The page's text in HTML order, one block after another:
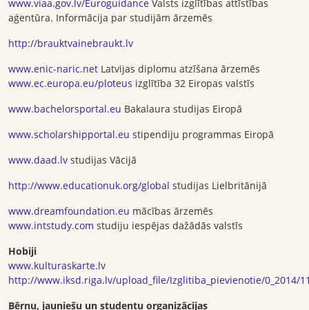
www.viaa.gov.lv/Euroguidance Valsts izglītības attīstības
aģentūra. Informācija par studijām ārzemēs
http://brauktvainebraukt.lv
www.enic-naric.net Latvijas diplomu atzīšana ārzemēs
www.ec.europa.eu/ploteus izglītība 32 Eiropas valstīs
www.bachelorsportal.eu Bakalaura studijas Eiropā
www.scholarshipportal.eu stipendiju programmas Eiropā
www.daad.lv studijas Vācijā
http://www.educationuk.org/global studijas Lielbritānijā
www.dreamfoundation.eu mācības ārzemēs
www.intstudy.com studiju iespējas dažādās valstīs
Hobiji
www.kulturaskarte.lv
http://www.iksd.riga.lv/upload_file/Izglitiba_pievienotie/0_2014/
Bērnu, jauniešu un studentu organizācijas